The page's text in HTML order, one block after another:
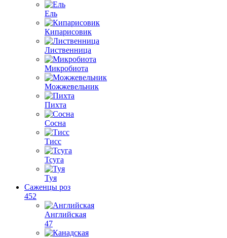
Ель
Кипарисовик
Лиственница
Микробиота
Можжевельник
Пихта
Сосна
Тисс
Тсуга
Туя
Саженцы роз
452
Английская
47